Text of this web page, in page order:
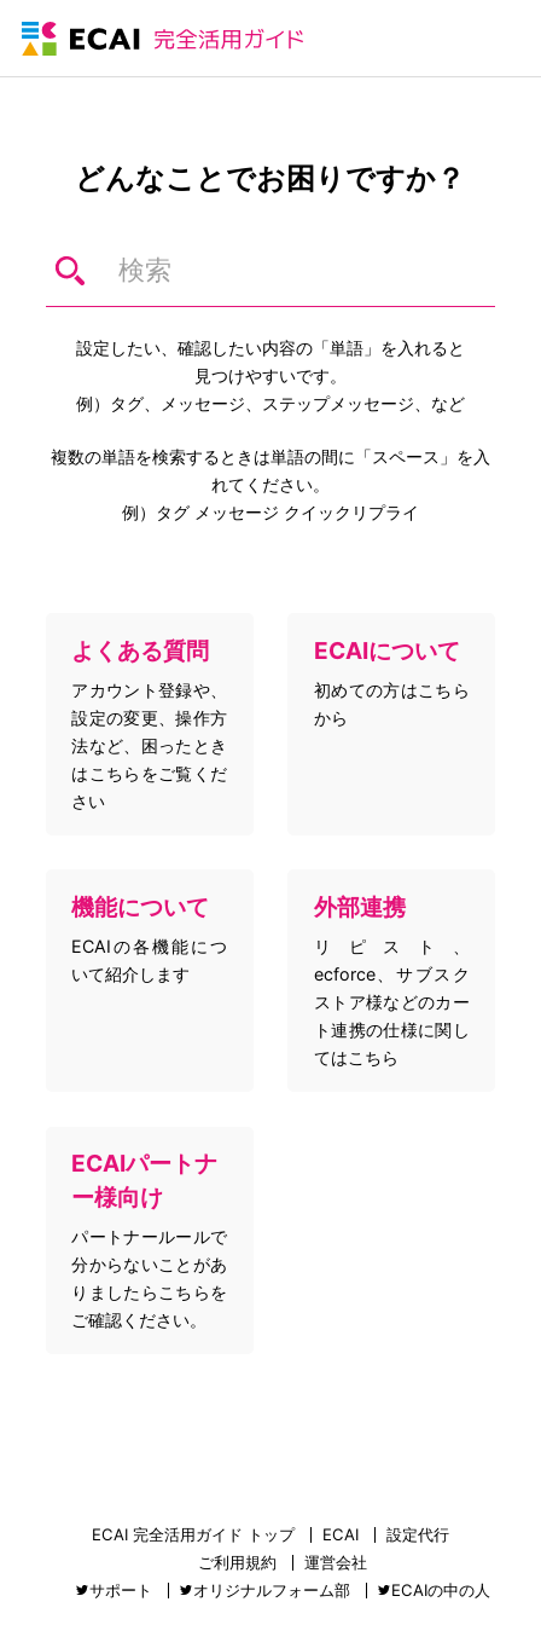
どんなことでお困りですか？
設定したい、確認したい内容の「単語」を入れると
見つけやすいです。
例）タグ、メッセージ、ステップメッセージ、など
複数の単語を検索するときは単語の間に「スペース」を入
れてください。
例）タグ メッセージ クイックリプライ
よくある質問
アカウント登録や、
設定の変更、操作方
法など、困ったとき
はこちらをご覧くだ
さい
ECAIについて
初めての方はこちら
から
機能について
ECAIの各機能につ
いて紹介します
外部連携
リピスト、
ecforce、サブスク
ストア様などのカー
ト連携の仕様に関し
てはこちら
ECAIパートナ
ー様向け
パートナールールで
分からないことがあ
りましたらこちらを
ご確認ください。
ECAI 完全活用ガイド トップ ECAI
設定代行
ご利用規約
運営会社
サポート
オリジナルフォーム部 ECAIの中の人